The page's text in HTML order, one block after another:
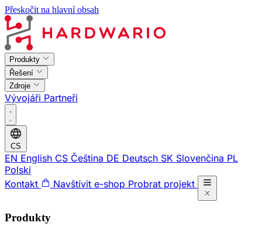
Přeskočit na hlavní obsah
Produkty
Řešení
Zdroje
Vývojáři Partneři
CS
EN English CS Čeština DE Deutsch SK Slovenčina PL
Polski
Kontakt
Navštívit e-shop Probrat projekt
Produkty